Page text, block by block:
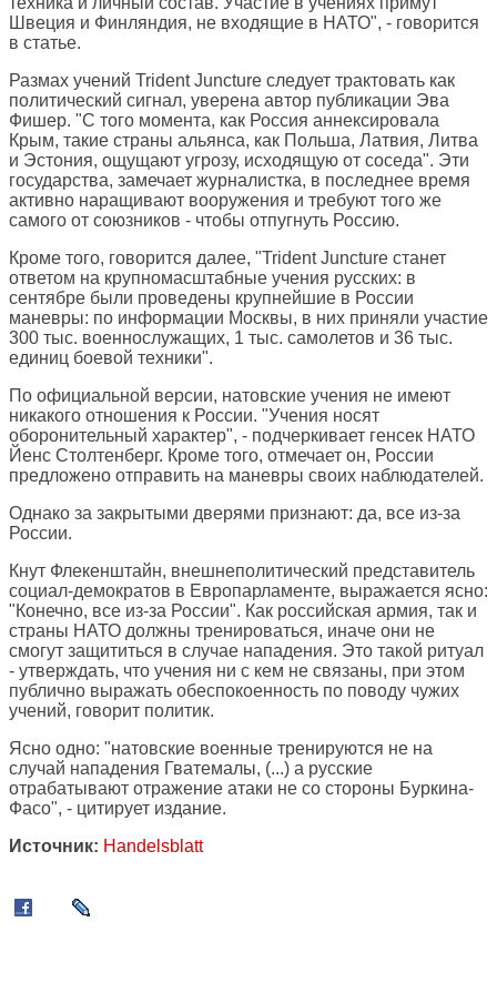
Швеция и Финляндия, не входящие в НАТО", - говорится
в статье.
Размах учений Trident Juncture следует трактовать как
политический сигнал, уверена автор публикации Эва
Фишер. "С того момента, как Россия аннексировала
Крым, такие страны альянса, как Польша, Латвия, Литва
и Эстония, ощущают угрозу, исходящую от соседа". Эти
государства, замечает журналистка, в последнее время
активно наращивают вооружения и требуют того же
самого от союзников - чтобы отпугнуть Россию.
Кроме того, говорится далее, "Trident Juncture станет
ответом на крупномасштабные учения русских: в
сентябре были проведены крупнейшие в России
маневры: по информации Москвы, в них приняли участие
300 тыс. военнослужащих, 1 тыс. самолетов и 36 тыс.
единиц боевой техники".
По официальной версии, натовские учения не имеют
никакого отношения к России. "Учения носят
оборонительный характер", - подчеркивает генсек НАТО
Йенс Столтенберг. Кроме того, отмечает он, России
предложено отправить на маневры своих наблюдателей.
Однако за закрытыми дверями признают: да, все из-за
России.
Кнут Флекенштайн, внешнеполитический представитель
социал-демократов в Европарламенте, выражается ясно:
"Конечно, все из-за России". Как российская армия, так и
страны НАТО должны тренироваться, иначе они не
смогут защититься в случае нападения. Это такой ритуал
- утверждать, что учения ни с кем не связаны, при этом
публично выражать обеспокоенность по поводу чужих
учений, говорит политик.
Ясно одно: "натовские военные тренируются не на
случай нападения Гватемалы, (...) а русские
отрабатывают отражение атаки не со стороны Буркина-
Фасо", - цитирует издание.
Источник: Handelsblatt